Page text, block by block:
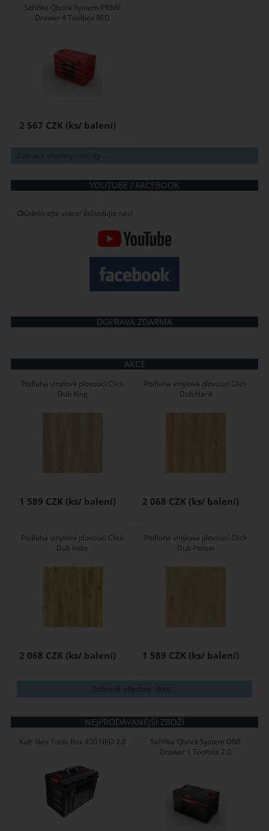
Skříňka Qbrick System PRIME
Drawer 4 Toolbox RED
2 567 CZK
Zobrazit všechny novinky ...
YOUTUBE / FACEBOOK
📺Odebírejte videa! 👍Sledujte nás!
DOPRAVA ZDARMA
AKCE
Podlaha vinylová plovoucí Click
Dub King
1 589 CZK
Podlaha vinylová plovoucí Click
Dub Hard
2 068 CZK
Podlaha vinylová plovoucí Click
Dub Indie
2 068 CZK
Podlaha vinylová plovoucí Click
Dub Patton
1 589 CZK
Zobrazit všechny akce ...
NEJPRODÁVANĚJŠÍ ZBOŽÍ
Kufr Neo Tools Box 450 NEO 2.0
Skříňka Qbrick System ONE
Drawer 1 Toolbox 2.0